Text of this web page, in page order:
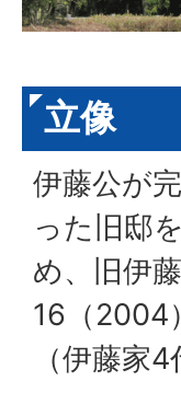
立像
伊藤公が
った旧邸
め、旧伊
16（2004
（伊藤家